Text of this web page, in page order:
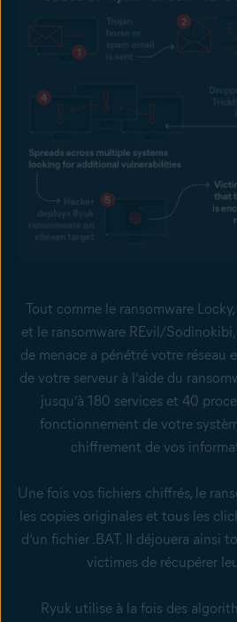
Tout comme le ransomware Locky
et le ransomware REvil/
de menace a pénétré votre réseau
de votre serveurà l’aide du
jusqu’à 180 services et 40
fonctionnement de votre
chiffrement de vos
Une fois vos fichiers chiffrés, le
les copies originales et tous les
d’un fichier .BAT. Il déjouera ainsi
victimes de récupérer
Ryuk utilise à la fois des